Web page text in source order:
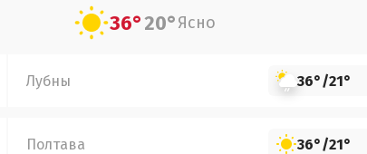
36°20°Ясно
Лубны 36°/21°
Полтава 36°/21°